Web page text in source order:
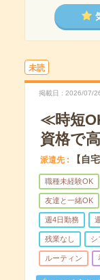
未読
掲載日 2026/07/
≪時短
資格で
派遣先 【自
職種未経験OK
友達と一緒OK
週4日勤務
残業なし シ
ルーティン